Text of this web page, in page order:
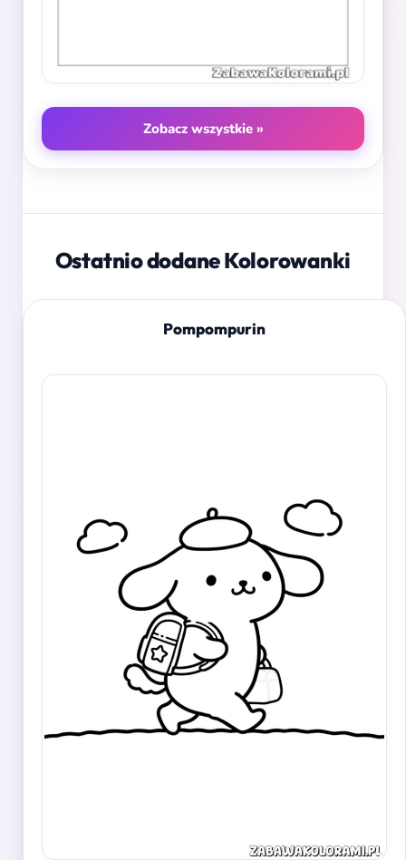
Zobacz wszystkie »
Ostatnio dodane Kolorowanki
Pompompurin